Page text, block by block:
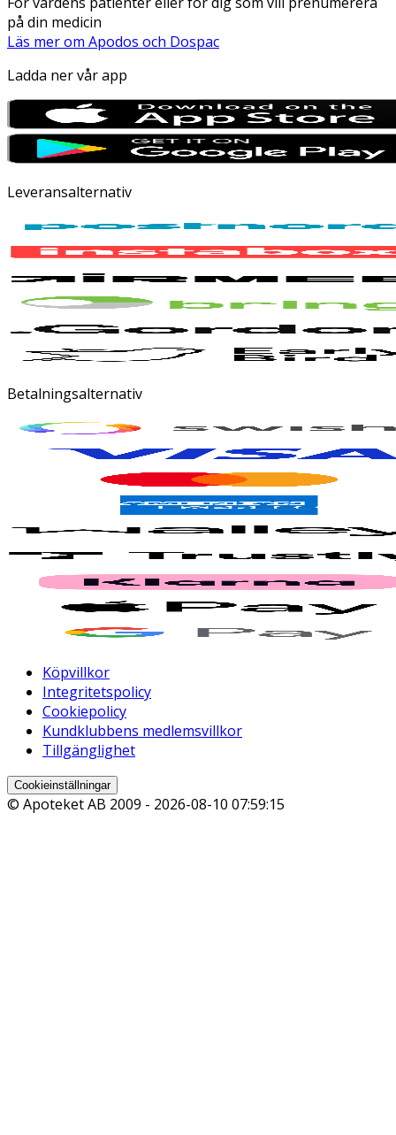
på din medicin
Läs mer om Apodos och Dospac
Ladda ner vår app
Leveransalternativ
Betalningsalternativ
Köpvillkor
Integritetspolicy
Cookiepolicy
Kundklubbens medlemsvillkor
Tillgänglighet
Cookieinställningar
© Apoteket AB 2009 - 2026-08-10 07:59:15